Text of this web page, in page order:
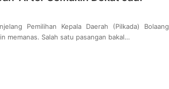
Pemilihan Kepala Daerah (Pilkada) Bolaang
memanas. Salah satu pasangan bakal…